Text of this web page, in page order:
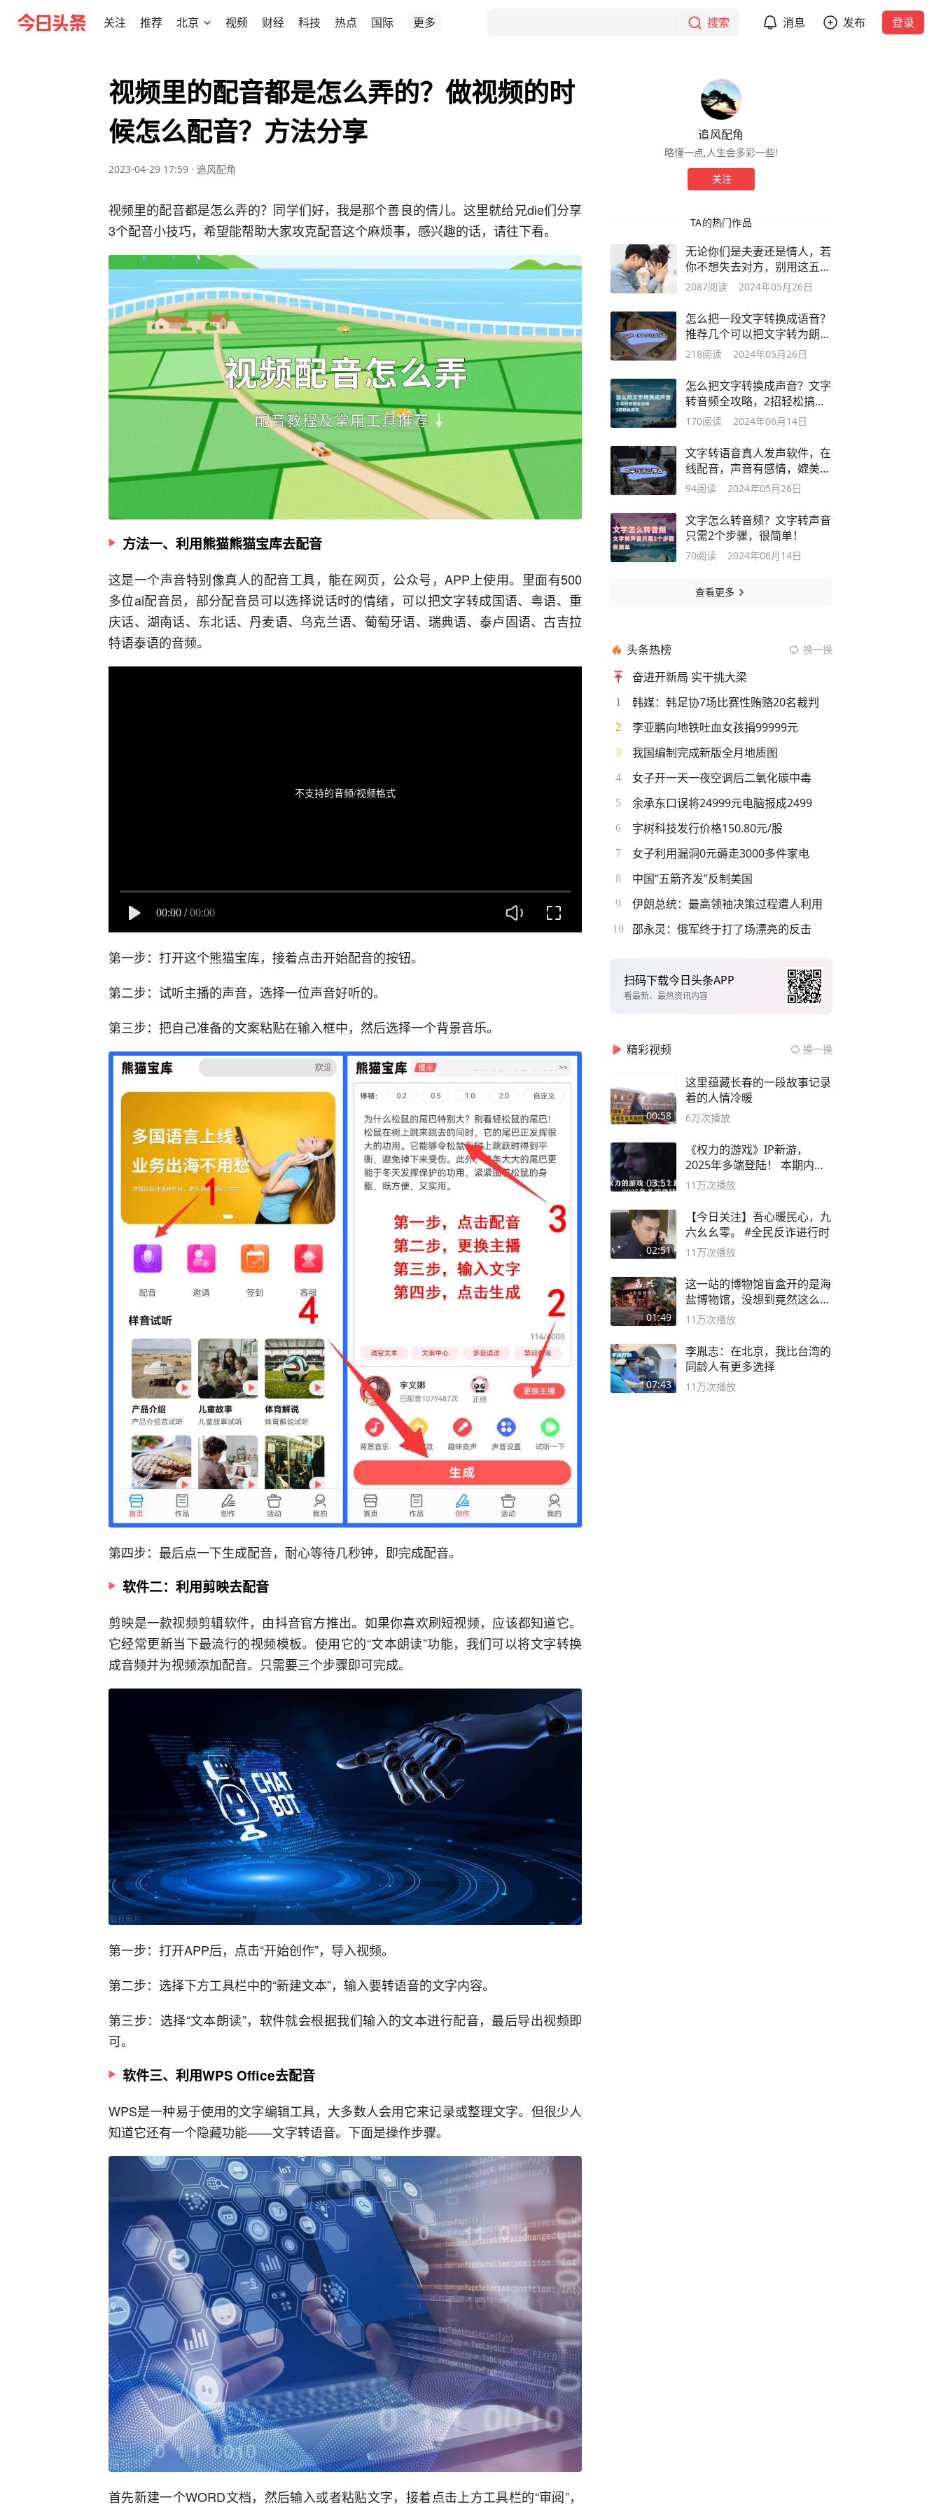
关注 推荐 北京 视频 财经 科技 热点 国际 更多 搜索 消息 发布 登录
视频里的配音都是怎么弄的？做视频的时
候怎么配音？方法分享
2023-04-29 17:59 · 追风配角
视频里的配音都是怎么弄的？同学们好，我是那个善良的倩儿。这里就给兄die们分享
3个配音小技巧，希望能帮助大家攻克配音这个麻烦事，感兴趣的话，请往下看。
方法一、利用熊猫熊猫宝库去配音
这是一个声音特别像真人的配音工具，能在网页，公众号，APP上使用。里面有500
多位ai配音员，部分配音员可以选择说话时的情绪，可以把文字转成国语、粤语、重
庆话、湖南话、东北话、丹麦语、乌克兰语、葡萄牙语、瑞典语、泰卢固语、古吉拉
特语泰语的音频。
不支持的音频/视频格式
00:00 / 00:00
第一步：打开这个熊猫宝库，接着点击开始配音的按钮。
第二步：试听主播的声音，选择一位声音好听的。
第三步：把自己准备的文案粘贴在输入框中，然后选择一个背景音乐。
第四步：最后点一下生成配音，耐心等待几秒钟，即完成配音。
软件二：利用剪映去配音
剪映是一款视频剪辑软件，由抖音官方推出。如果你喜欢刷短视频，应该都知道它。
它经常更新当下最流行的视频模板。使用它的“文本朗读”功能，我们可以将文字转换
成音频并为视频添加配音。只需要三个步骤即可完成。
第一步：打开APP后，点击“开始创作”，导入视频。
第二步：选择下方工具栏中的“新建文本”，输入要转语音的文字内容。
第三步：选择“文本朗读”，软件就会根据我们输入的文本进行配音，最后导出视频即
可。
软件三、利用WPS Office去配音
WPS是一种易于使用的文字编辑工具，大多数人会用它来记录或整理文字。但很少人
知道它还有一个隐藏功能——文字转语音。下面是操作步骤。
首先新建一个WORD文档，然后输入或者粘贴文字，接着点击上方工具栏的“审阅”，
追风配角
略懂一点,人生会多彩一些!
关注
TA的热门作品
无论你们是夫妻还是情人，若
你不想失去对方，别用这五种
联系方式
2087阅读 2024年05月26日
怎么把一段文字转换成语音？
推荐几个可以把文字转为朗读
的软件
218阅读 2024年05月26日
怎么把文字转换成声音？文字
转音频全攻略，2招轻松搞
定！
170阅读 2024年06月14日
文字转语音真人发声软件，在
线配音，声音有感情，媲美真
人发声
94阅读 2024年05月26日
文字怎么转音频？文字转声音
只需2个步骤，很简单！
70阅读 2024年06月14日
查看更多
头条热榜 换一换
奋进开新局 实干挑大梁
1 韩媒：韩足协7场比赛性贿赂20名裁判
2 李亚鹏向地铁吐血女孩捐99999元
3 我国编制完成新版全月地质图
4 女子开一天一夜空调后二氧化碳中毒
5 余承东口误将24999元电脑报成2499
6 宇树科技发行价格150.80元/股
7 女子利用漏洞0元薅走3000多件家电
8 中国“五箭齐发”反制美国
9 伊朗总统：最高领袖决策过程遭人利用
10 邵永灵：俄军终于打了场漂亮的反击
扫码下载今日头条APP
看最新、最热资讯内容
精彩视频 换一换
00:58
这里蕴藏长春的一段故事记录
着的人情冷暖
6万次播放
03:51
《权力的游戏》IP新游，
2025年多端登陆！ 本期内容
概要
11万次播放
02:51
【今日关注】吾心暖民心，九
六幺幺零。 #全民反诈进行时
11万次播放
01:49
这一站的博物馆盲盒开的是海
盐博物馆，没想到竟然这么好
逛！
11万次播放
07:43
李胤志：在北京，我比台湾的
同龄人有更多选择
11万次播放